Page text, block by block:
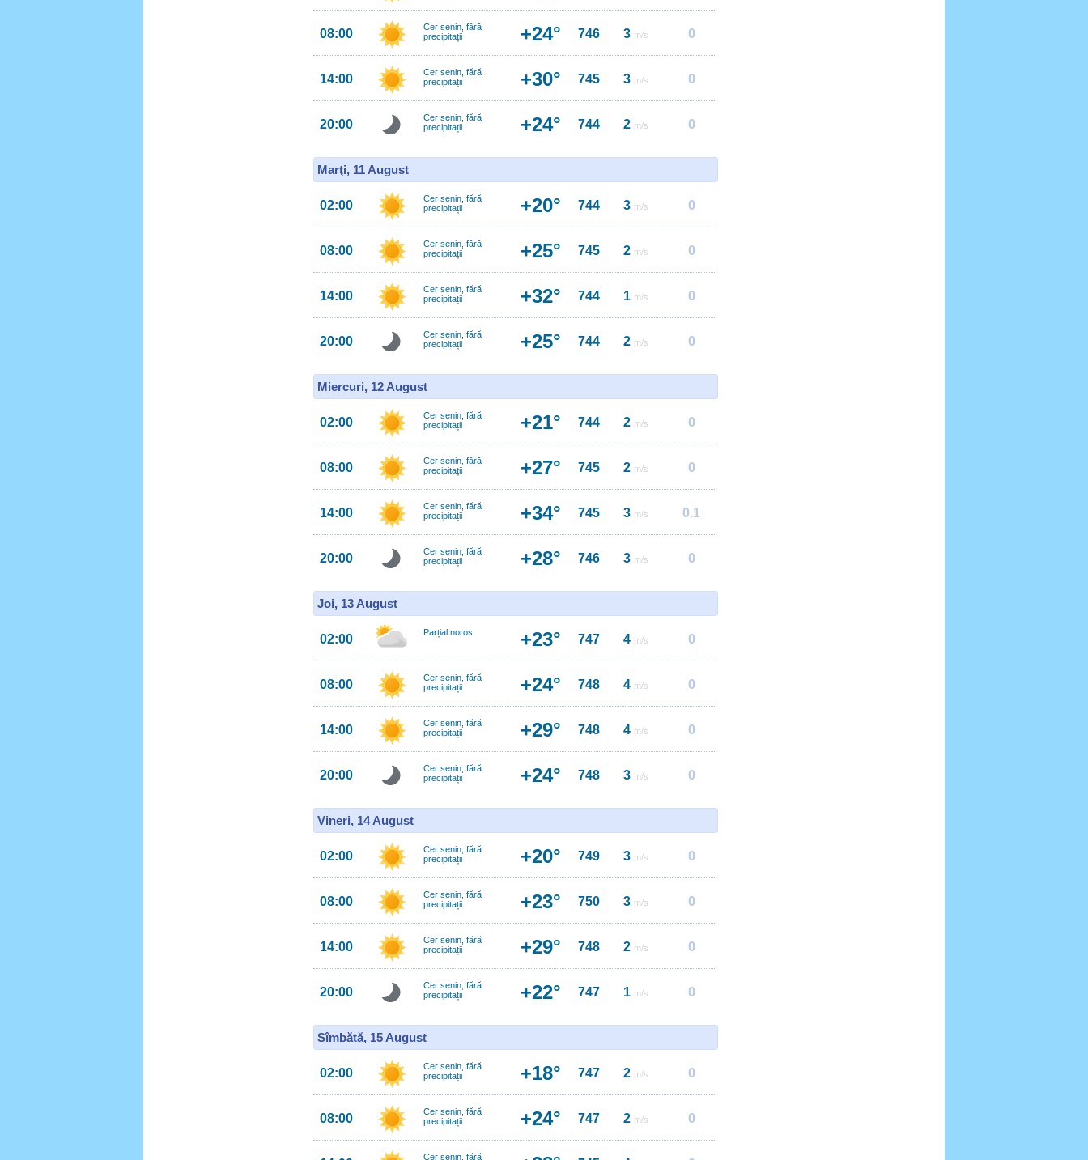
08:00
Cer senin, fără
precipitații
+24° 746 3 m/s 0
14:00
Cer senin, fără
precipitații
+30° 745 3 m/s 0
20:00
Cer senin, fără
precipitații
+24° 744 2 m/s 0
Marţi, 11 August
02:00
Cer senin, fără
precipitații
+20° 744 3 m/s 0
08:00
Cer senin, fără
precipitații
+25° 745 2 m/s 0
14:00
Cer senin, fără
precipitații
+32° 744 1 m/s 0
20:00
Cer senin, fără
precipitații
+25° 744 2 m/s 0
Miercuri, 12 August
02:00
Cer senin, fără
precipitații
+21° 744 2 m/s 0
08:00
Cer senin, fără
precipitații
+27° 745 2 m/s 0
14:00
Cer senin, fără
precipitații
+34° 745 3 m/s 0.1
20:00
Cer senin, fără
precipitații
+28° 746 3 m/s 0
Joi, 13 August
02:00 Parțial noros +23° 747 4 m/s 0
08:00
Cer senin, fără
precipitații
+24° 748 4 m/s 0
14:00
Cer senin, fără
precipitații
+29° 748 4 m/s 0
20:00
Cer senin, fără
precipitații
+24° 748 3 m/s 0
Vineri, 14 August
02:00
Cer senin, fără
precipitații
+20° 749 3 m/s 0
08:00
Cer senin, fără
precipitații
+23° 750 3 m/s 0
14:00
Cer senin, fără
precipitații
+29° 748 2 m/s 0
20:00
Cer senin, fără
precipitații
+22° 747 1 m/s 0
Sîmbătă, 15 August
02:00
Cer senin, fără
precipitații
+18° 747 2 m/s 0
08:00
Cer senin, fără
precipitații
+24° 747 2 m/s 0
Cer senin, fără